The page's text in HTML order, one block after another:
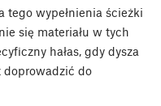
tego wypełnienia ścieżki
się materiału w tych
hałas, gdy dysza
doprowadzić do